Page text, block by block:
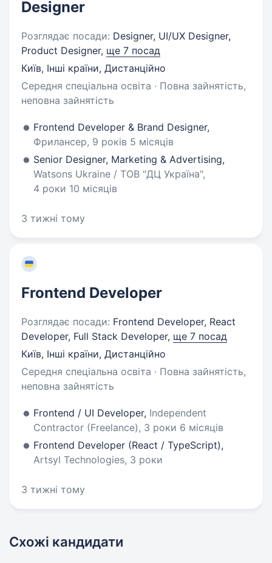
Designer
Розглядає посади: Designer, UI/UX Designer,
Product Designer, ще 7 посад
Київ, Інші країни, Дистанційно
Середня спеціальна освіта · Повна зайнятість,
неповна зайнятість
Frontend Developer & Brand Designer,
Фрилансер, 9 років 5 місяців
Senior Designer, Marketing & Advertising,
Watsons Ukraine / ТОВ "ДЦ Україна",
4 роки 10 місяців
3 тижні тому
Frontend Developer
Розглядає посади: Frontend Developer, React
Developer, Full Stack Developer, ще 7 посад
Київ, Інші країни, Дистанційно
Середня спеціальна освіта · Повна зайнятість,
неповна зайнятість
Frontend / UI Developer, Independent
Contractor (Freelance), 3 роки 6 місяців
Frontend Developer (React / TypeScript),
Artsyl Technologies, 3 роки
3 тижні тому
Схожі кандидати